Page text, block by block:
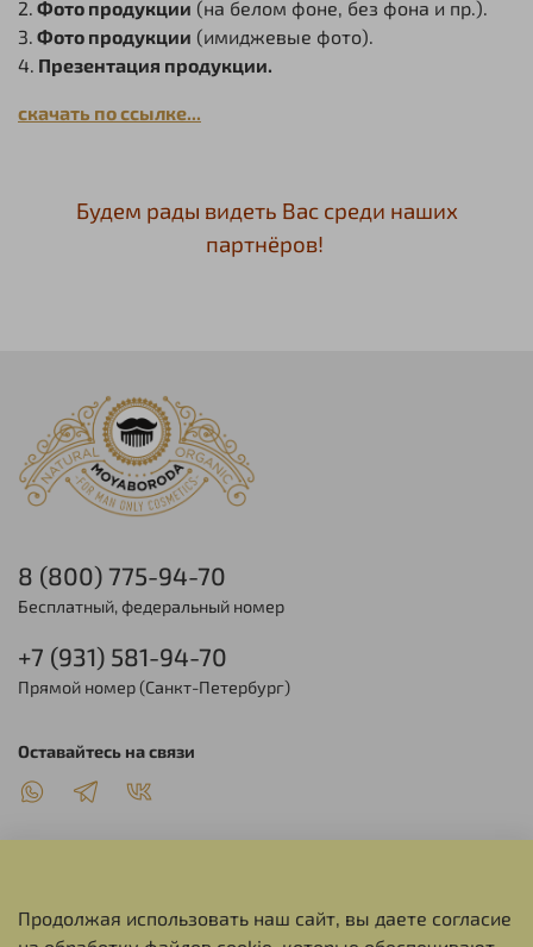
2. Фото продукции (на белом фоне, без фона и пр.).
3. Фото продукции (имиджевые фото).
4. Презентация продукции.
скачать по ссылке...
Будем рады видеть Вас среди наших
партнёров!
О НАС
8 (800) 775-94-70
Бесплатный, федеральный номер
+7 (931) 581-94-70
Прямой номер (Санкт-Петербург)
Оставайтесь на связи
Продолжая использовать наш сайт, вы даете согласие